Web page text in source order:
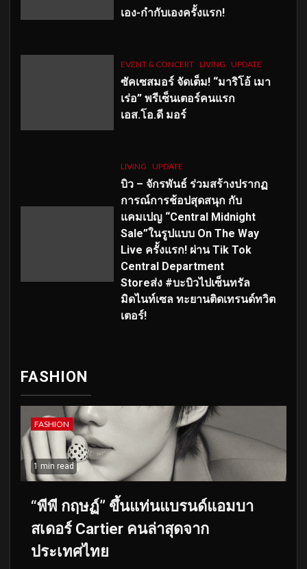
เอง-กำกับเองครั้งแรก!
EVENT & CONCERT LIVING UPDATE
ซัคเซสมอร์ จัดเต็ม! “มาริโอ้ เมา
เร่อ” พรีเซ็นเตอร์คนแรก
เอส.โอ.ดี มอร์
LIVING UPDATE
บิว – จักรพันธ์ ร่วมสร้างปรากฏ
การณ์การช้อปสุดสนุก กับ
แคมเปญ “Central Midnight
Sale”ในรูปแบบ On The Way
Live ครั้งแรก! ผ่าน Tik Tok
Central Department
Storeส่ง #บะบิวไปเซ็นทรัล
มิดไนท์เซล ทะยานติดเทรนด์ทวิต
เตอร์!
FASHION
FASHION
1 min read
“พีพี กฤษฏ์” ขึ้นแท่นแบรนด์แอมบา
สเดอร์ Cartier คนล่าสุดจาก
ประเทศไทย